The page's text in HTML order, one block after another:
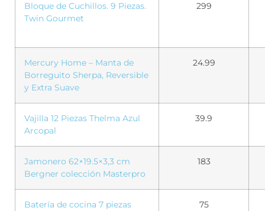
Bloque de Cuchillos. 9 Piezas.
Twin Gourmet
299
Mercury Home – Manta de
Borreguito Sherpa, Reversible
y Extra Suave
24.99
Vajilla 12 Piezas Thelma Azul
Arcopal
39.9
Jamonero 62×19.5×3,3 cm
Bergner colección Masterpro
183
Batería de cocina 7 piezas
75